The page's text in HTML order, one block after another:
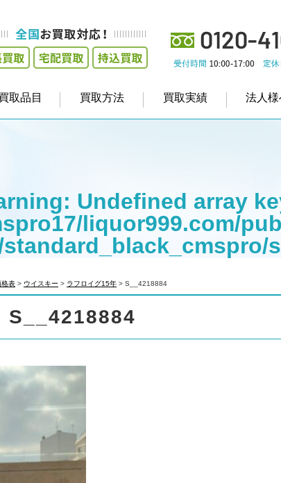
取品目 買取方法 買取実績 法人様
: Undefined array
liquor999.com/
to read property
liquor999.com/
格表 > ウイスキー > ラフロイグ15年 > S__4218884
S__4218884